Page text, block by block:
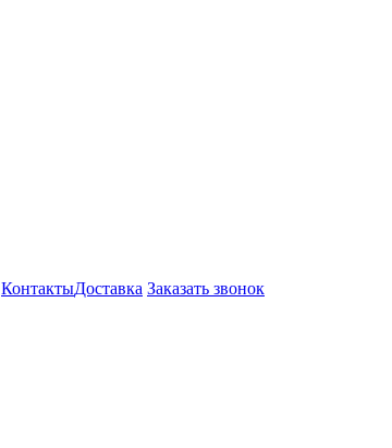
КонтактыДоставка Заказать звонок